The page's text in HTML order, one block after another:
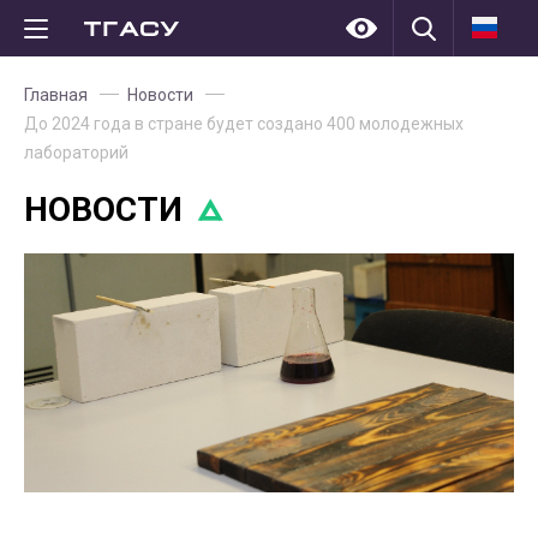
Главная
Новости
До 2024 года в стране будет создано 400 молодежных
лабораторий
НОВОСТИ